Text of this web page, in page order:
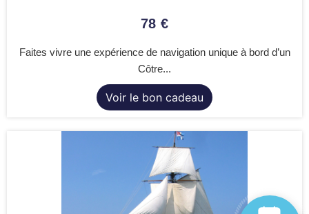
78 €
Faites vivre une expérience de navigation unique à bord d’un
Côtre...
Voir le bon cadeau